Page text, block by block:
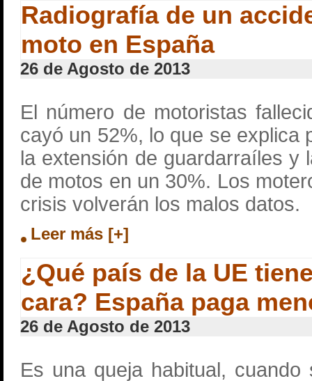
Radiografía de un
moto en España
26 de Agosto de 2013
El número de motoristas
cayó un 52%, lo que se explica
la extensión de guardarraíles y
de motos en un 30%. Los
crisis volverán los malos datos.
Leer más [+]
¿Qué país de la UE
cara? España paga
26 de Agosto de 2013
Es una queja habitual,